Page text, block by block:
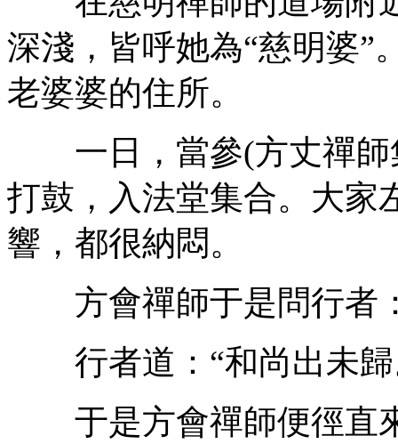
深淺，皆呼她為“慈明婆”
老婆婆的住所。
一日，當參(方丈禪師
打鼓，入法堂集合。大家
響，都很納悶。
方會禪師于是問行者：
行者道：“和尚出未歸
于是方會禪師便徑直